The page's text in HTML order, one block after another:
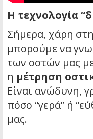
Η τεχνολογία
Σήμερα, χάρη
μπορούμε να
των οστών μας
η μέτρηση
Είναι ανώδυνη,
πόσο “γερά” ή
μας.